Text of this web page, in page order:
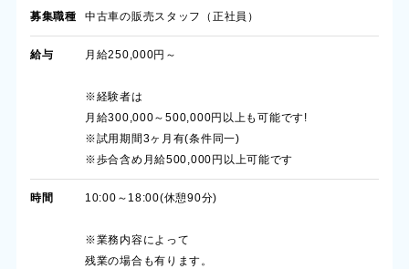
募集職種 中古車の販売スタッフ（正社員）
給与 月給250,000円～
※経験者は
月給300,000～500,000円以上も可能です!
※試用期間3ヶ月有(条件同一)
※歩合含め月給500,000円以上可能です
時間 10:00～18:00(休憩90分)
※業務内容によって
残業の場合も有ります。